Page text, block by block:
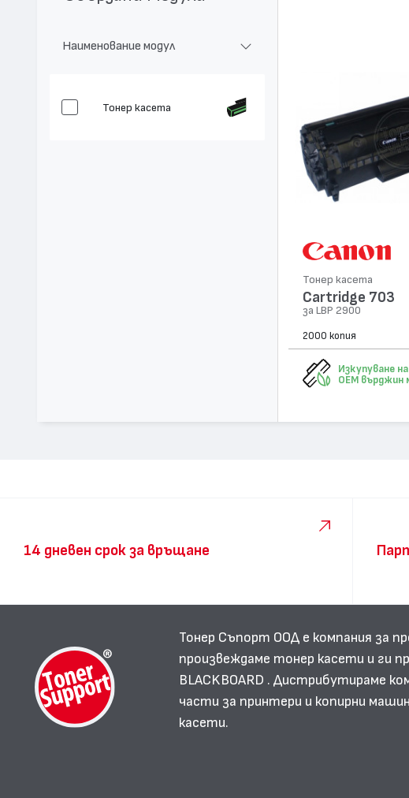
Наименование модул
Тонер касета
Тонер касета
Cartridge 703
за LBP 2900
2000 копия
Изкупуване на
OEM върджин
14 дневен срок за връщане
Тонер Съпорт ООД е компания за
произвеждаме тонер касети и ги
BLACKBOARD . Дистрибутираме
части за принтери и копирни
касети.